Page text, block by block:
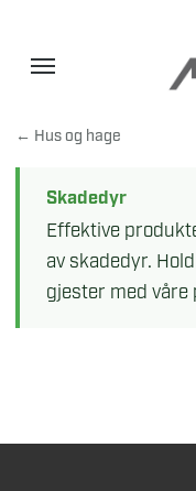
← Hus og hage
Skadedyr
Effektive
av skadedyr.
gjester med våre